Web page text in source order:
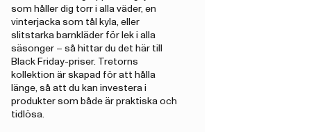
som håller dig torr i alla väder, en
vinterjacka som tål kyla, eller
slitstarka barnkläder för lek i alla
säsonger – så hittar du det här till
Black Friday-priser. Tretorns
kollektion är skapad för att hålla
länge, så att du kan investera i
produkter som både är praktiska och
tidlösa.